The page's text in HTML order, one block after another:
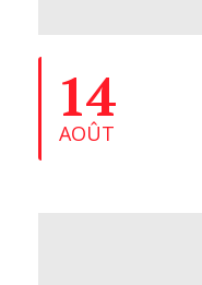
14
AOÛT